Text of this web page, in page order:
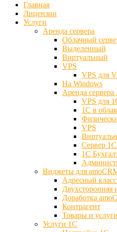
Главная
Лицензии
Услуги
Аренда сервера
Облачный
Выделенный
Виртуальный
VPS
VPS для
На Windows
Аренда сервера
VPS для
1С в
VPS
Сервер
1С
Виджеты для
Адресный
Двухсторонняя
Доработка
Контрагент
Товары и услуги
Услуги 1С